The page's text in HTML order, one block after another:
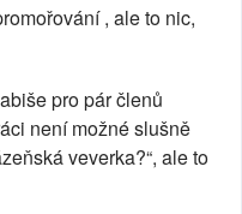
, ale to nic,
pro pár členů
není možné slušně
veverka?“, ale to